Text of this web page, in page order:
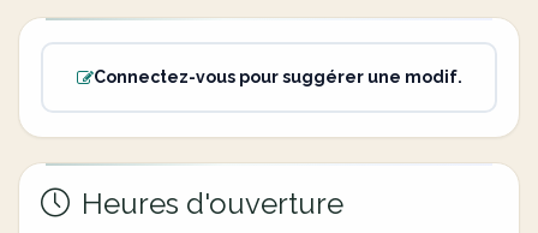
Connectez-vous pour suggérer une modif.
Heures d'ouverture